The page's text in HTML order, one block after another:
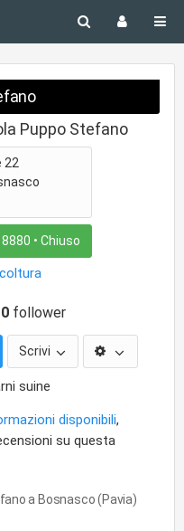
Puppo Stefano
22
• Chiuso
0 follower
Scrivi
suine
disponibili,
su questa
a Bosnasco (Pavia)